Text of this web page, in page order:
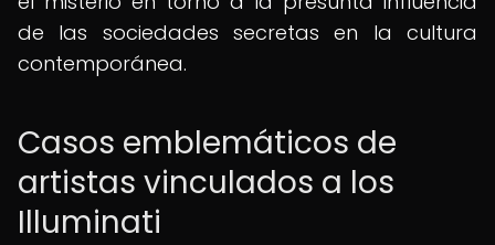
de las sociedades secretas en la cultura
contemporánea.
Casos emblemáticos de
artistas vinculados a los
Illuminati